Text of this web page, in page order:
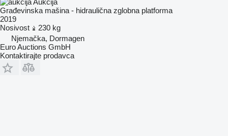
Građevinska mašina - hidraulična zglobna platforma
2019
Nosivost
230 kg
Njemačka, Dormagen
Euro Auctions GmbH
Kontaktirajte prodavca